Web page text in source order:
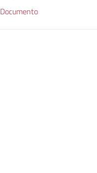
Documento